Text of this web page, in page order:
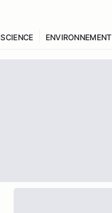
SCIENCE ENVIRONNEMENT